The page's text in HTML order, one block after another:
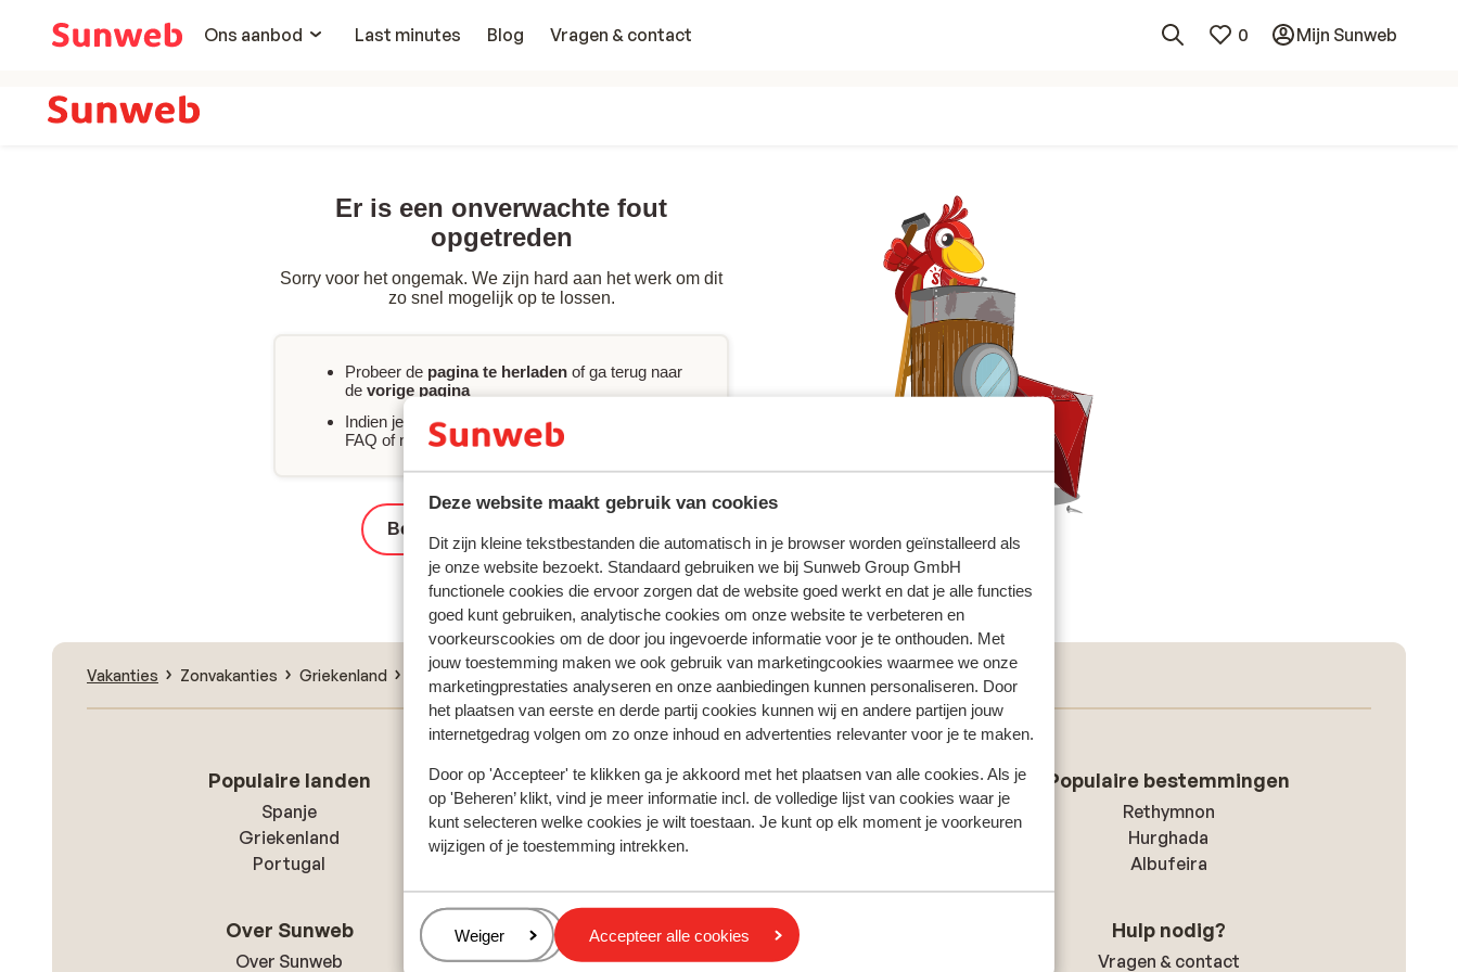
Deze website maakt gebruik van cookies
Dit zijn kleine tekstbestanden die automatisch in je browser worden geïnstalleerd als
je onze website bezoekt. Standaard gebruiken we bij Sunweb Group GmbH
functionele cookies die ervoor zorgen dat de website goed werkt en dat je alle functies
goed kunt gebruiken, analytische cookies om onze website te verbeteren en
voorkeurscookies om de door jou ingevoerde informatie voor je te onthouden. Met
jouw toestemming maken we ook gebruik van marketingcookies waarmee we onze
marketingprestaties analyseren en onze aanbiedingen kunnen personaliseren. Door
het plaatsen van eerste en derde partij cookies kunnen wij en andere partijen jouw
internetgedrag volgen om zo onze inhoud en advertenties relevanter voor je te maken.
Door op 'Accepteer' te klikken ga je akkoord met het plaatsen van alle cookies. Als je
op 'Beheren’ klikt, vind je meer informatie incl. de volledige lijst van cookies waar je
kunt selecteren welke cookies je wilt toestaan. Je kunt op elk moment je voorkeuren
wijzigen of je toestemming intrekken.
Beheren
Weiger Accepteer alle cookies
Ons aanbod
Last minutes Blog Vragen & contact 0 Mijn Sunweb
Er is een onverwachte fout
opgetreden
Sorry voor het ongemak. We zijn hard aan het werk om dit
zo snel mogelijk op te lossen.
Probeer de pagina te herladen of ga terug naar
de vorige pagina
Indien je
direct hulp
nodig hebt, raadpleeg dan de
FAQ of neemcontactmet ons op.
Bekijk het volledige aanbod
Vakanties Zonvakanties Griekenland Kos Hotel Triton
Populaire landen
Spanje
Griekenland
Portugal
Populaire regio's
Kreta
Gran Canaria
Populaire bestemmingen
Rethymnon
Hurghada
Albufeira
Over Sunweb
Over Sunweb
Privacy & cookies
Privacy
Hulp nodig?
Vragen & contact